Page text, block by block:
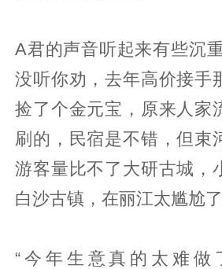
A君的声音听起来有些沉
没听你劝，去年高价接手
捡了个金元宝，原来人家
刷的，民宿是不错，但束
游客量比不了大研古城，
白沙古镇，在丽江太尴尬
“今年生意真的太难做